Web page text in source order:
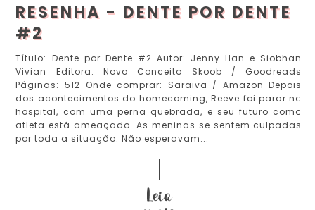
RESENHA - DENTE POR DENTE
#2
Título: Dente por Dente #2 Autor: Jenny Han e Siobhan
Vivian Editora: Novo Conceito Skoob / Goodreads
Páginas: 512 Onde comprar: Saraiva / Amazon Depois
dos acontecimentos do homecoming, Reeve foi parar no
hospital, com uma perna quebrada, e seu futuro como
atleta está ameaçado. As meninas se sentem culpadas
por toda a situação. Não esperavam...